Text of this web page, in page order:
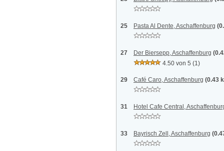
25 Pasta Al Dente, Aschaffenburg
27 Der Biersepp, Aschaffenburg
4.50 von 5 (1)
29 Café Caro, Aschaffenburg (0.43
31 Hotel Cafe Central,
33 Bayrisch Zell, Aschaffenburg